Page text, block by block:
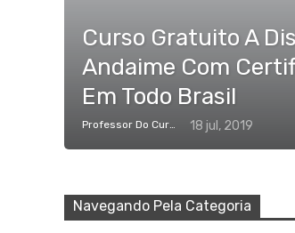
Curso Gratuito A
Andaime Com
Em Todo Brasil
Professor Do Cursos Rápidos Grátis 18 jul, 2019
Navegando Pela Categoria